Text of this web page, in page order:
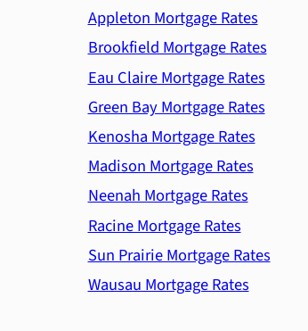
Appleton Mortgage Rates
Brookfield Mortgage Rates
Eau Claire Mortgage Rates
Green Bay Mortgage Rates
Kenosha Mortgage Rates
Madison Mortgage Rates
Neenah Mortgage Rates
Racine Mortgage Rates
Sun Prairie Mortgage Rates
Wausau Mortgage Rates